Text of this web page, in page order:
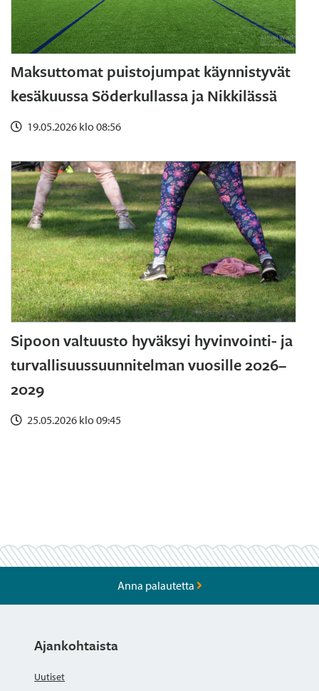
Maksuttomat puistojumpat käynnistyvät
kesäkuussa Söderkullassa ja Nikkilässä
19.05.2026 klo 08:56
Sipoon valtuusto hyväksyi hyvinvointi- ja
turvallisuussuunnitelman vuosille 2026–
2029
25.05.2026 klo 09:45
Anna palautetta
Ajankohtaista
Uutiset